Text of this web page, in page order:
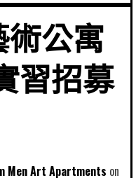
術公寓
習招募
Men Art Apartments